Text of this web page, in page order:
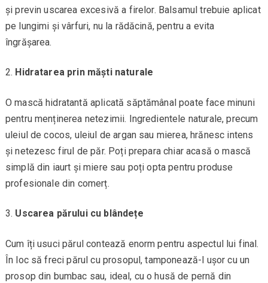
și previn uscarea excesivă a firelor. Balsamul trebuie aplicat
pe lungimi și vârfuri, nu la rădăcină, pentru a evita
îngrășarea.
Hidratarea prin măști naturale
O mască hidratantă aplicată săptămânal poate face minuni
pentru menținerea netezimii. Ingredientele naturale, precum
uleiul de cocos, uleiul de argan sau mierea, hrănesc intens
și netezesc firul de păr. Poți prepara chiar acasă o mască
simplă din iaurt și miere sau poți opta pentru produse
profesionale din comerț.
Uscarea părului cu blândețe
Cum îți usuci părul contează enorm pentru aspectul lui final.
În loc să freci părul cu prosopul, tamponează-l ușor cu un
prosop din bumbac sau, ideal, cu o husă de pernă din